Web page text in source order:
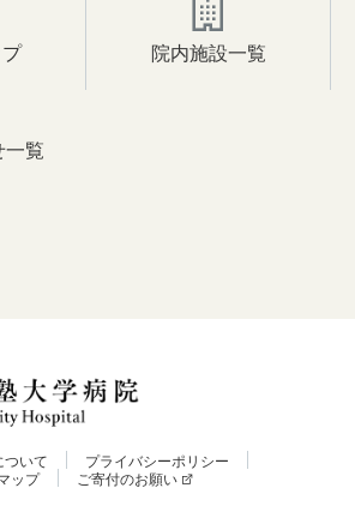
院内施設一覧
一覧
ついて
プライバシーポリシー
ップ
ご寄付のお願い